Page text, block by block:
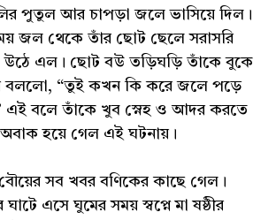
পুতুল আর চাপড়া জলে ভাসিয়ে দিল।
জল থেকে তাঁর ছোট ছেলে সরাসরি
উঠে এল। ছোট বউ তড়িঘড়ি তাঁকে বুকে
বললো, “তুই কখন কি করে জলে পড়ে
এই বলে তাঁকে খুব স্নেহ ও আদর করতে
হয়ে গেল এই ঘটনায়।
বৌয়ের সব খবর বণিকের কাছে গেল।
এসে ঘুমের সময় স্বপ্নে মা ষষ্ঠীর